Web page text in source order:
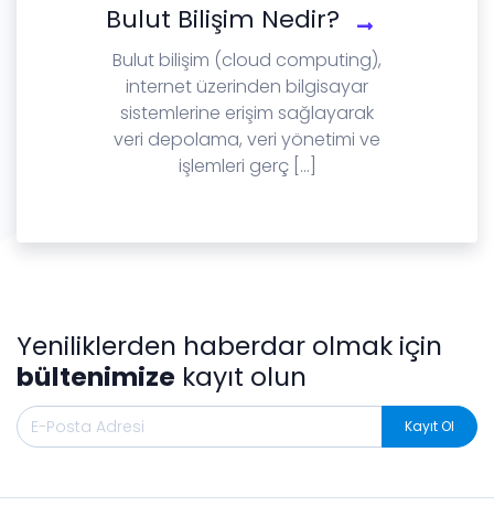
Bulut Bilişim Nedir?
Bulut bilişim (cloud computing),
internet üzerinden bilgisayar
sistemlerine erişim sağlayarak
veri depolama, veri yönetimi ve
işlemleri gerç [...]
Yeniliklerden haberdar olmak için
bültenimize kayıt olun
Kayıt Ol